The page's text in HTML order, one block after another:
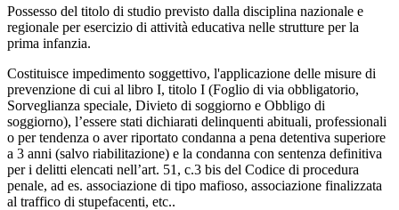
Possesso del titolo di studio previsto dalla disciplina nazionale e
regionale per esercizio di attività educativa nelle strutture per la
prima infanzia.
Costituisce impedimento soggettivo, l'applicazione delle misure di
prevenzione di cui al libro I, titolo I (Foglio di via obbligatorio,
Sorveglianza speciale, Divieto di soggiorno e Obbligo di
soggiorno), l’essere stati dichiarati delinquenti abituali, professionali
o per tendenza o aver riportato condanna a pena detentiva superiore
a 3 anni (salvo riabilitazione) e la condanna con sentenza definitiva
per i delitti elencati nell’art. 51, c.3 bis del Codice di procedura
penale, ad es. associazione di tipo mafioso, associazione finalizzata
al traffico di stupefacenti, etc..